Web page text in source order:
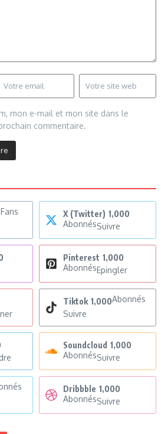
mon e-mail et mon site dans le
commentaire.
Fans
X (Twitter) 1,000
AbonnésSuivre
Pinterest 1,000
AbonnésEpingler
Tiktok 1,000Abonnés
Suivre
Soundcloud 1,000
AbonnésSuivre
Dribbble 1,000
AbonnésSuivre